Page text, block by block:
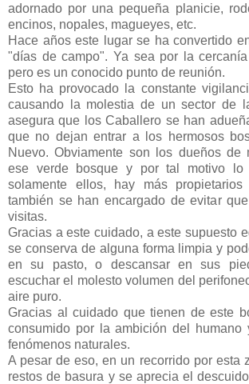
adornado por una pequeña planicie,
encinos, nopales, magueyes, etc.
Hace años este lugar se ha convertido
"días de campo". Ya sea por la
pero es un conocido punto de reunión.
Esto ha provocado la constante
causando la molestia de un sector de
asegura que los Caballero se han
que no dejan entrar a los hermosos
Nuevo. Obviamente son los dueños de
ese verde bosque y por tal motivo lo
solamente ellos, hay más
también se han encargado de evitar
visitas.
Gracias a este cuidado, a este supuesto
se conserva de alguna forma limpia y
en su pasto, o descansar en sus
escuchar el molesto volumen del
aire puro.
Gracias al cuidado que tienen de este
consumido por la ambición del humano
fenómenos naturales.
A pesar de eso, en un recorrido por esta
restos de basura y se aprecia el